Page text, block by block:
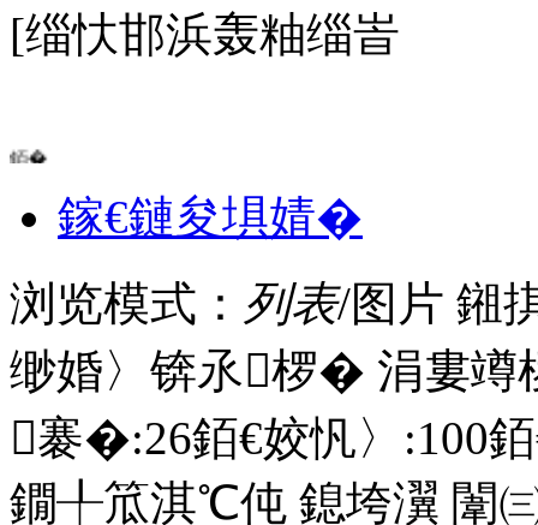
[缁忕邯浜轰粙缁峕
鎵€鏈夋埧婧�
浏览模式： 列表/图片 鎺
缈婚〉锛氶椤� 涓婁
褰�:26銆€姣忛〉:100
鐗╀笟淇℃伅 鎴垮瀷 闈